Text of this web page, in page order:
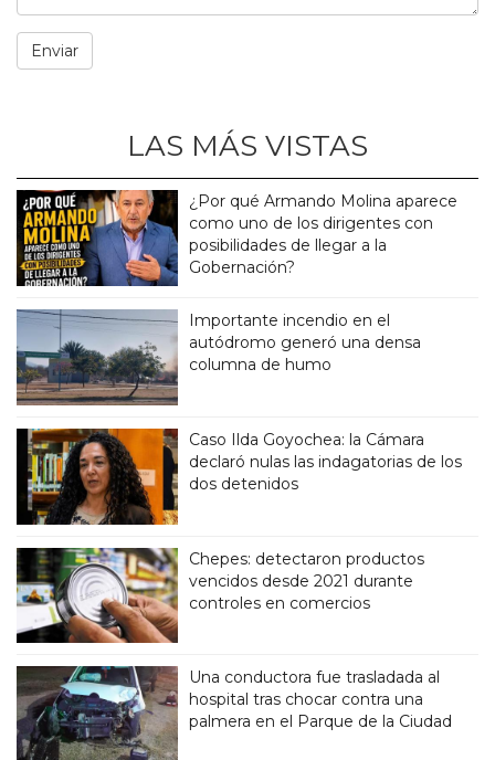
LAS MÁS VISTAS
¿Por qué Armando Molina aparece
como uno de los dirigentes con
posibilidades de llegar a la
Gobernación?
Importante incendio en el
autódromo generó una densa
columna de humo
Caso Ilda Goyochea: la Cámara
declaró nulas las indagatorias de los
dos detenidos
Chepes: detectaron productos
vencidos desde 2021 durante
controles en comercios
Una conductora fue trasladada al
hospital tras chocar contra una
palmera en el Parque de la Ciudad